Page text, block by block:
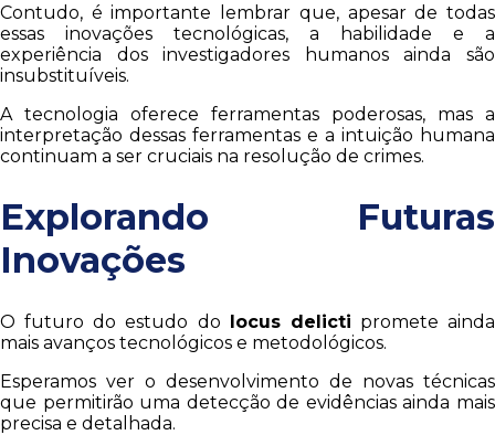
Contudo, é importante lembrar que, apesar de todas
essas inovações tecnológicas, a habilidade e a
experiência dos investigadores humanos ainda são
insubstituíveis.
A tecnologia oferece ferramentas poderosas, mas a
interpretação dessas ferramentas e a intuição humana
continuam a ser cruciais na resolução de crimes.
Explorando Futuras
Inovações
O futuro do estudo do locus delicti promete ainda
mais avanços tecnológicos e metodológicos.
Esperamos ver o desenvolvimento de novas técnicas
que permitirão uma detecção de evidências ainda mais
precisa e detalhada.